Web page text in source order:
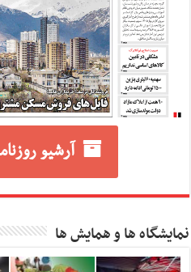
آرشیو
نمایشگاه ها و همایش ها